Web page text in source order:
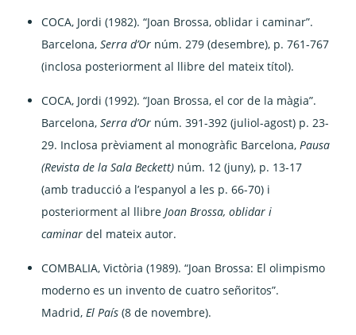
COCA, Jordi (1982). “Joan Brossa, oblidar i caminar”.
Barcelona,Serra d’Or núm. 279 (desembre), p. 761-767
(inclosa posteriorment al llibre del mateix títol).
COCA, Jordi (1992). “Joan Brossa, el cor de la màgia”.
Barcelona,Serra d’Or núm. 391-392 (juliol-agost) p. 23-
29. Inclosa prèviament al monogràfic Barcelona,Pausa
(Revista de la Sala Beckett) núm. 12 (juny), p. 13-17
(amb traducció a l’espanyol a les p. 66-70) i
posteriorment al llibreJoan Brossa, oblidar i
caminardel mateix autor.
COMBALIA, Victòria (1989). “Joan Brossa: El olimpismo
moderno es un invento de cuatro señoritos”.
Madrid,El País(8 de novembre).